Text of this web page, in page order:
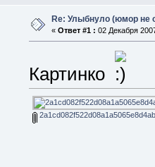
Re: Улыбнуло (юмор не
« Ответ #1 : 02 Декабря
Картинко